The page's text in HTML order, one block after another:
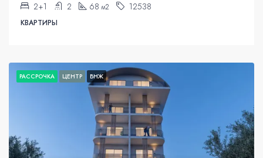
2+1 2 68 м2 12538
КВАРТИРЫ
РАССРОЧКА ЦЕНТР ВНЖ